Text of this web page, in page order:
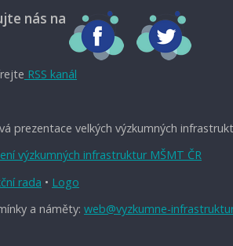
nás na
RSS kanál
prezentace velkých výzkumných
výzkumných infrastruktur MŠMT ČR
rada • Logo
a náměty: web@vyzkumne-